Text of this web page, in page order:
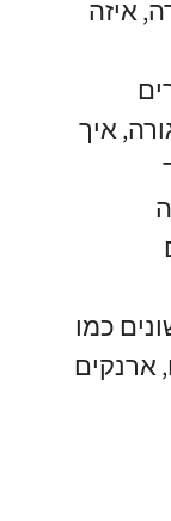
,איזה
,איך
כמו
,ארנקים